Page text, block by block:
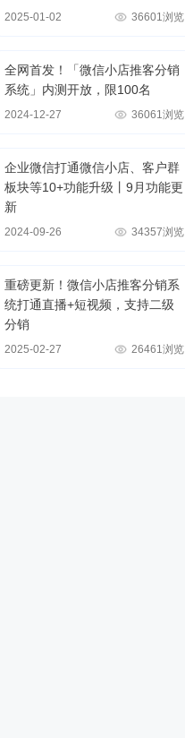
2025-01-02 36601浏览
全网首发！「微信小店推客分销
系统」内测开放，限100名
2024-12-27 36061浏览
企业微信打通微信小店、客户群
板块等10+功能升级丨9月功能更
新
2024-09-26 34357浏览
重磅更新！微信小店推客分销系
统打通直播+短视频，支持二级
分销
2025-02-27 26461浏览